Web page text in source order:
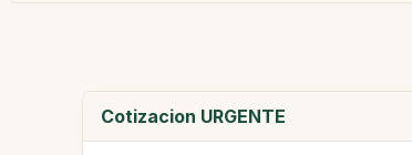
Cotizacion URGENTE